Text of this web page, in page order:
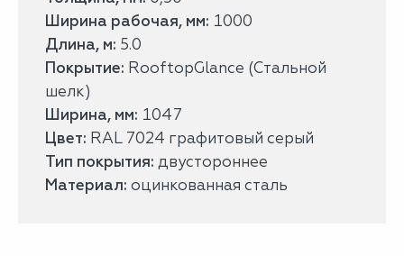
Ширина рабочая, мм: 1000
Длина, м: 5.0
Покрытие: RooftopGlance (Стальной
шелк)
Ширина, мм: 1047
Цвет: RAL 7024 графитовый серый
Тип покрытия: двустороннее
Материал: оцинкованная сталь